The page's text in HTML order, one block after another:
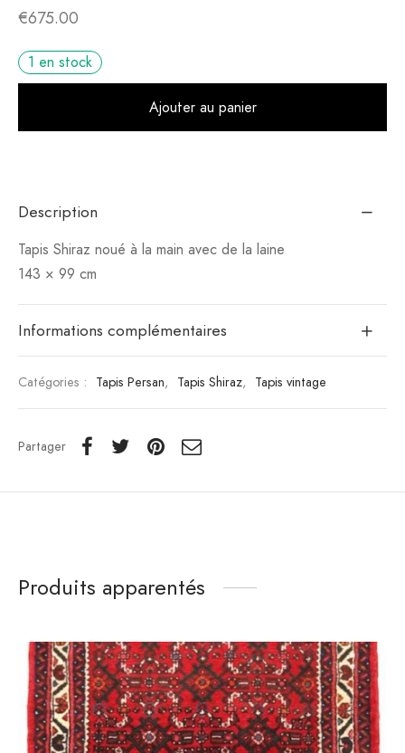
€675.00
1 en stock
Ajouter au panier
Description
Tapis Shiraz noué à la main avec de la laine
143 × 99 cm
Informations complémentaires
Catégories : Tapis Persan, Tapis Shiraz, Tapis vintage
Partager
Produits apparentés